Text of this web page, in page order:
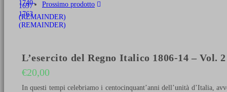
Prossimo prodotto
L’esercito del Regno Italico 1806-14 – Vol.
€20,00
In questi tempi celebriamo i centocinquant’anni dell’unità d’Italia,